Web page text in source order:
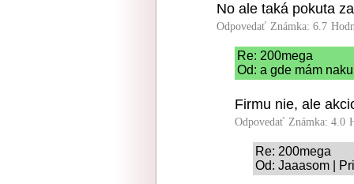
No ale taká pokuta
Odpovedať Známka: 6.7
Re: 200mega
Od: a gde mám
Firmu nie, ale
Odpovedať Známka: 4.0
Re: 200mega
Od: Jaaasom |